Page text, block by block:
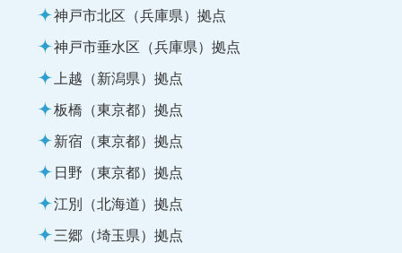
神戸市北区（兵庫県）拠点
神戸市垂水区（兵庫県）拠点
上越（新潟県）拠点
板橋（東京都）拠点
新宿（東京都）拠点
日野（東京都）拠点
江別（北海道）拠点
三郷（埼玉県）拠点